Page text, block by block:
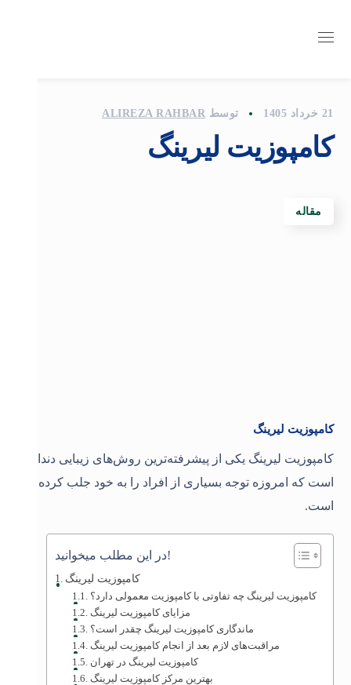
21 خرداد 1405 توسط ALIREZA RAHBAR
کامپوزیت لیرینگ
مقاله
کامپوزیت لیرینگ
کامپوزیت لیرینگ یکی از پیشرفته‌ترین روش‌های زیبایی دندان
است که امروزه توجه بسیاری از افراد را به خود جلب کرده
است.
در این مطلب میخوانید!
کامپوزیت لیرینگ
کامپوزیت لیرینگ چه تفاوتی با کامپوزیت معمولی دارد؟
مزایای کامپوزیت لیرینگ
ماندگاری کامپوزیت لیرینگ چقدر است؟
مراقبت‌های لازم بعد از انجام کامپوزیت لیرینگ
کامپوزیت لیرینگ در تهران
بهترین مرکز کامپوزیت لیرینگ